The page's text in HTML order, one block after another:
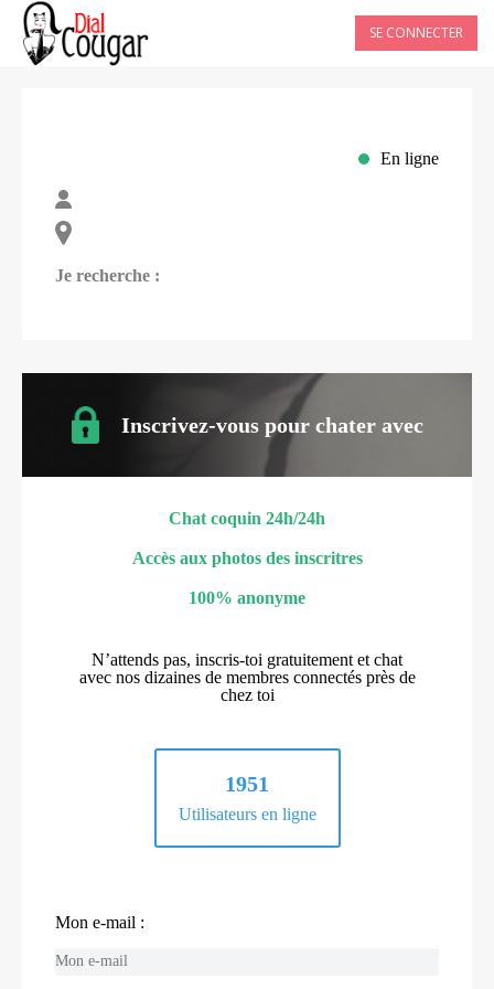
SE CONNECTER
En ligne
Je recherche :
Inscrivez-vous pour chater avec
Chat coquin 24h/24h
Accès aux photos des inscritres
100% anonyme
N’attends pas, inscris-toi gratuitement et chat
avec nos dizaines de membres connectés près de
chez toi
1951
Utilisateurs en ligne
Mon e-mail :